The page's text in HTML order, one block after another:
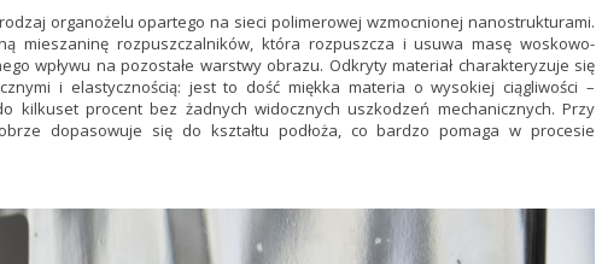
organożelu opartego na sieci polimerowej wzmocnionej nanostrukturami.
mieszaninę rozpuszczalników, która rozpuszcza i usuwa masę woskowo-
wpływu na pozostałe warstwy obrazu. Odkryty materiał charakteryzuje się
i elastycznością: jest to dość miękka materia o wysokiej ciągliwości –
kilkuset procent bez żadnych widocznych uszkodzeń mechanicznych. Przy
dopasowuje się do kształtu podłoża, co bardzo pomaga w procesie